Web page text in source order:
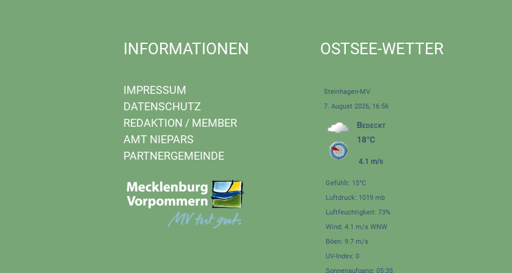
INFORMATIONEN
IMPRESSUM
DATENSCHUTZ
REDAKTION / MEMBER
AMT NIEPARS
PARTNERGEMEINDE
OSTSEE-WETTER
Steinhagen-MV
7. August 2026, 16:56
Bedeckt
18°C
4.1 m/s
Gefühlt: 15°C
Luftdruck: 1019 mb
Luftfeuchtigkeit: 73%
Wind: 4.1 m/s WNW
Böen: 9.7 m/s
UV-Index: 0
Sonnenaufgang: 05:35